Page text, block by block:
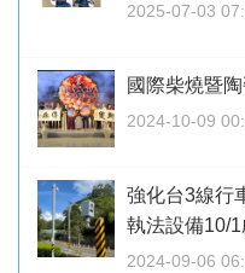
2025-07-03
國際柴燒暨
2024-10-09
強化台3線行
執法設備10/1
2024-09-06